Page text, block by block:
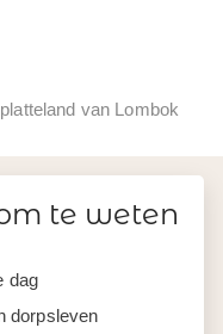
van Lombok
te weten
dag
dorpsleven